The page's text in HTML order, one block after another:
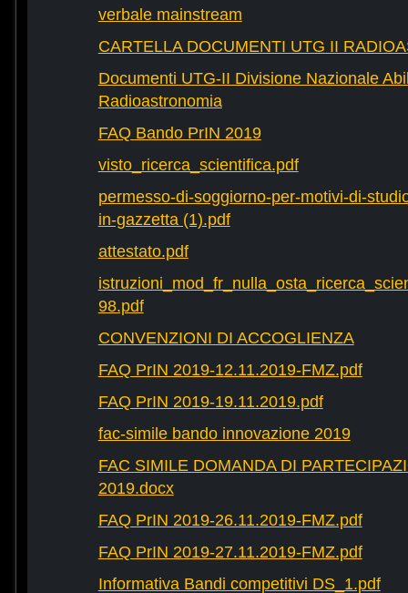
verbale mainstream
CARTELLA DOCUMENTI UTG II
Documenti UTG-II Divisione Nazionale
Radioastronomia
FAQ Bando PrIN 2019
visto_ricerca_scientifica.pdf
permesso-di-soggiorno-per-motivi-di-
in-gazzetta (1).pdf
attestato.pdf
98.pdf
CONVENZIONI DI ACCOGLIENZA
FAQ PrIN 2019-12.11.2019-FMZ.pdf
FAQ PrIN 2019-19.11.2019.pdf
fac-simile bando innovazione 2019
FAC SIMILE DOMANDA DI
2019.docx
FAQ PrIN 2019-26.11.2019-FMZ.pdf
FAQ PrIN 2019-27.11.2019-FMZ.pdf
Informativa Bandi competitivi DS_1.pdf